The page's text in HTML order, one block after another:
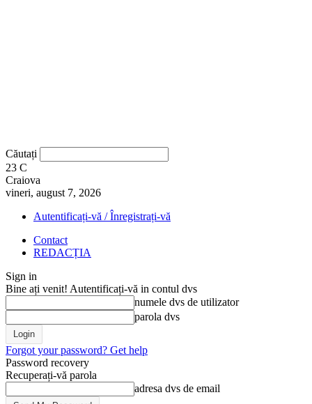
Căutați
23 C
Craiova
vineri, august 7, 2026
Autentificați-vă / Înregistrați-vă
Contact
REDACȚIA
Sign in
Bine ați venit! Autentificați-vă in contul dvs
numele dvs de utilizator
parola dvs
Forgot your password? Get help
Password recovery
Recuperați-vă parola
adresa dvs de email